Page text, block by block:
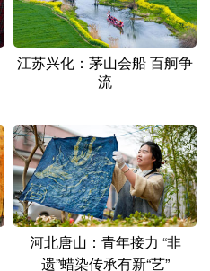
江苏兴化：茅山会船 百舸争
流
河北唐山：青年接力 “非
遗”蜡染传承有新“艺”